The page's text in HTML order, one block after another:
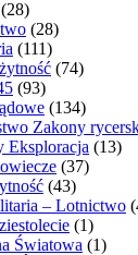
(28)
(28)
(111)
(74)
(93)
(134)
Zakony
Eksploracja (13)
(37)
(43)
– Lotnictwo
(1)
Światowa (1)